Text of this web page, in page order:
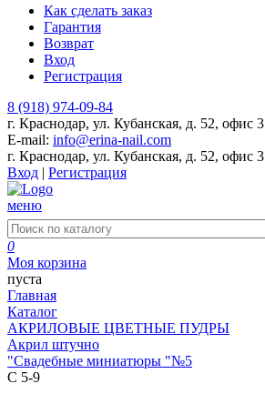
Как сделать заказ
Гарантия
Возврат
Вход
Регистрация
8 (918) 974-09-84
г. Краснодар, ул. Кубанская, д. 52, офис 3
E-mail: info@erina-nail.com
г. Краснодар, ул. Кубанская, д. 52, офис 3
Вход | Регистрация
меню
0
Моя корзина
пуста
Главная
Каталог
АКРИЛОВЫЕ ЦВЕТНЫЕ ПУДРЫ
Акрил штучно
"Свадебные миниатюры "№5
С 5-9